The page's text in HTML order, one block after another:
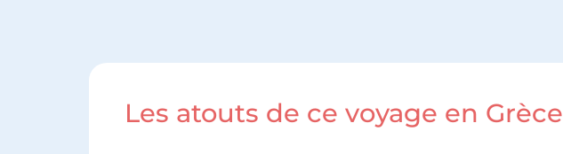
Les atouts de ce voyage en Grèce